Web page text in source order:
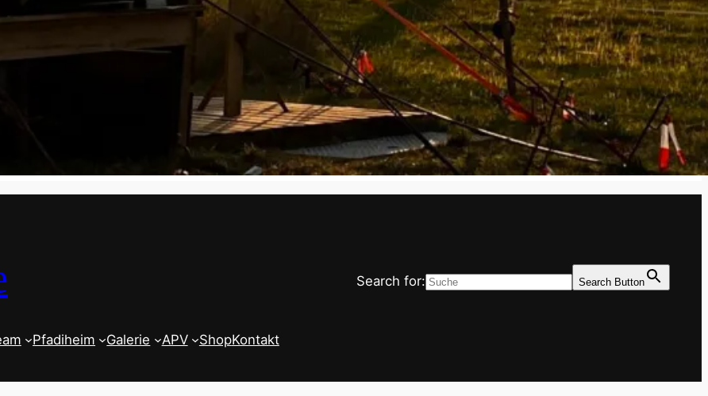
Search for: Search Button
Pfadiheim Galerie APV ShopKontakt